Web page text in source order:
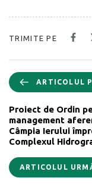
TRIMITE PE
ARTICOLUL
Proiect de Ordin
management
Câmpia Ierului
Complexul
ARTICOLUL